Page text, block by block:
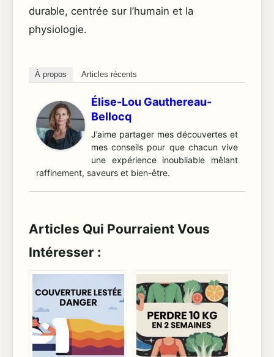
durable, centrée sur l’humain et la
physiologie.
À propos Articles récents
Élise-Lou Gauthereau-
Bellocq
J’aime partager mes découvertes et
mes conseils pour que chacun vive
une expérience inoubliable mêlant
raffinement, saveurs et bien-être.
Articles Qui Pourraient Vous
Intéresser :